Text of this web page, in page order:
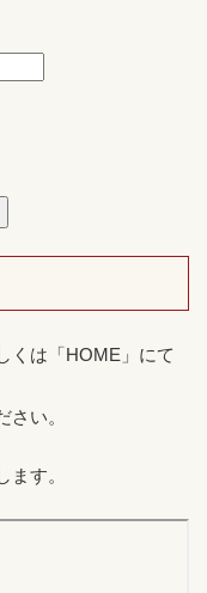
くは「HOME」にて
さい。
す。